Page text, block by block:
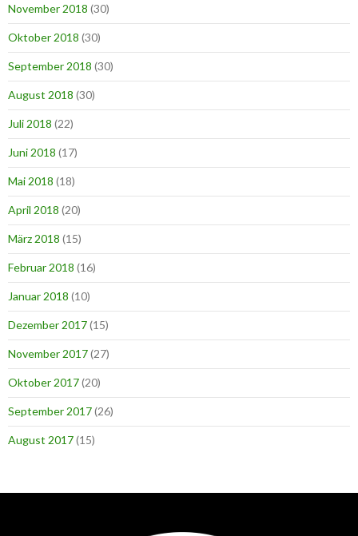
November 2018 (30)
Oktober 2018 (30)
September 2018 (30)
August 2018 (30)
Juli 2018 (22)
Juni 2018 (17)
Mai 2018 (18)
April 2018 (20)
März 2018 (15)
Februar 2018 (16)
Januar 2018 (10)
Dezember 2017(15)
November 2017(27)
Oktober 2017(20)
September 2017(26)
August 2017(15)